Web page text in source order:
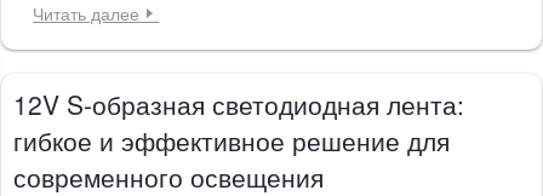
Читать далее
12V S-образная светодиодная лента:
гибкое и эффективное решение для
современного освещения